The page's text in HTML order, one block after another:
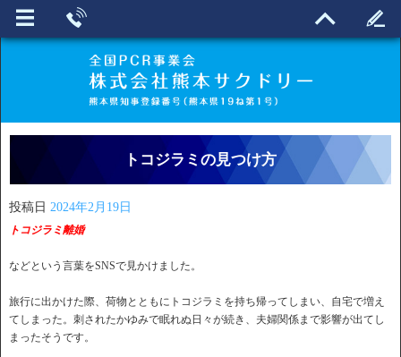
トコジラミの見つけ方
投稿日 2024年2月19日
トコジラミ離婚
などという言葉をSNSで見かけました。
旅行に出かけた際、荷物とともにトコジラミを持ち帰ってしまい、自宅で増え
てしまった。刺されたかゆみで眠れぬ日々が続き、夫婦関係まで影響が出てし
まったそうです。